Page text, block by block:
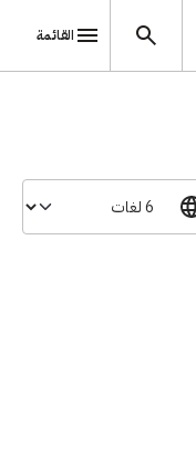
القائمة